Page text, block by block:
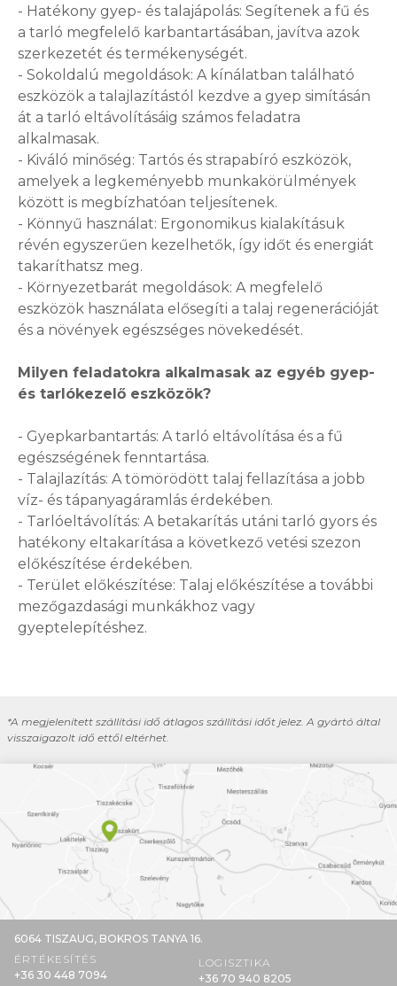
- Hatékony gyep- és talajápolás: Segítenek a fű és
a tarló megfelelő karbantartásában, javítva azok
szerkezetét és termékenységét.
- Sokoldalú megoldások: A kínálatban található
eszközök a talajlazítástól kezdve a gyep simításán
át a tarló eltávolításáig számos feladatra
alkalmasak.
- Kiváló minőség: Tartós és strapabíró eszközök,
amelyek a legkeményebb munkakörülmények
között is megbízhatóan teljesítenek.
- Könnyű használat: Ergonomikus kialakításuk
révén egyszerűen kezelhetők, így időt és energiát
takaríthatsz meg.
- Környezetbarát megoldások: A megfelelő
eszközök használata elősegíti a talaj regenerációját
és a növények egészséges növekedését.
Milyen feladatokra alkalmasak az egyéb gyep-
és tarlókezelő eszközök?
- Gyepkarbantartás: A tarló eltávolítása és a fű
egészségének fenntartása.
- Talajlazítás: A tömörödött talaj fellazítása a jobb
víz- és tápanyagáramlás érdekében.
- Tarlóeltávolítás: A betakarítás utáni tarló gyors és
hatékony eltakarítása a következő vetési szezon
előkészítése érdekében.
- Terület előkészítése: Talaj előkészítése a további
mezőgazdasági munkákhoz vagy
gyeptelepítéshez.
*A megjelenített szállítási idő átlagos szállítási időt jelez. A gyártó által
visszaigazolt idő ettől eltérhet.
6064 TISZAUG, BOKROS TANYA 16.
ÉRTÉKESÍTÉS
+36 30 448 7094
LOGISZTIKA
+36 70 940 8205